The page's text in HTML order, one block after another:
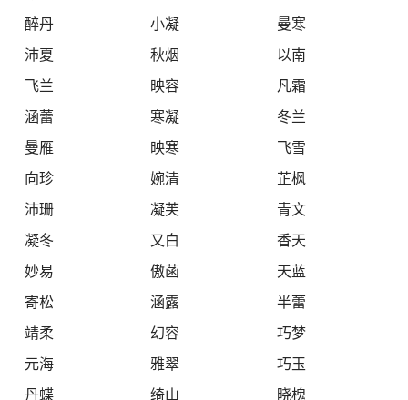
醉丹
小凝
曼寒
沛夏
秋烟
以南
飞兰
映容
凡霜
涵蕾
寒凝
冬兰
曼雁
映寒
飞雪
向珍
婉清
芷枫
沛珊
凝芙
青文
凝冬
又白
香天
妙易
傲菡
天蓝
寄松
涵露
半蕾
靖柔
幻容
巧梦
元海
雅翠
巧玉
丹蝶
绮山 晓槐